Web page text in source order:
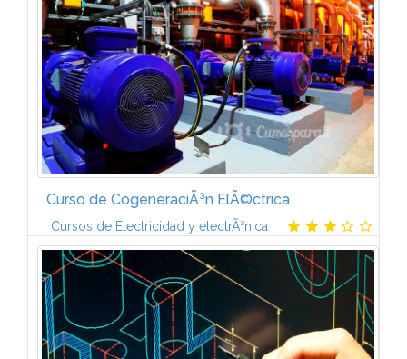
Curso de CogeneraciÃ³n ElÃ©ctrica
Cursos de Electricidad y electrÃ³nica
El curso estÃ¡ formado por seis mÃ³dulos:1.
ASPECTOS GENERALES DE LA
COGENERACIÃNCogeneraciÃ³n elÃ©ctrica.
Magnitudes fÃ­sicas y medidas. EvoluciÃ³n histÃ³rica.
Principales...